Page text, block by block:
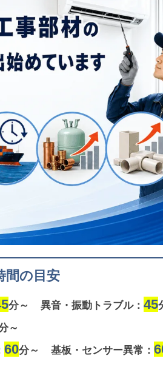
の目安
分～ 異音・振動トラブル： 45
～
60分～ 基板・センサー異常：